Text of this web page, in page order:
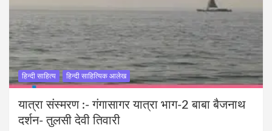
हिन्दी साहित्य हिन्दी साहित्यिक आलेख
यात्रा संस्‍मरण :- गंगासागर यात्रा भाग-2 बाबा बैजनाथ
दर्शन- तुलसी देवी तिवारी